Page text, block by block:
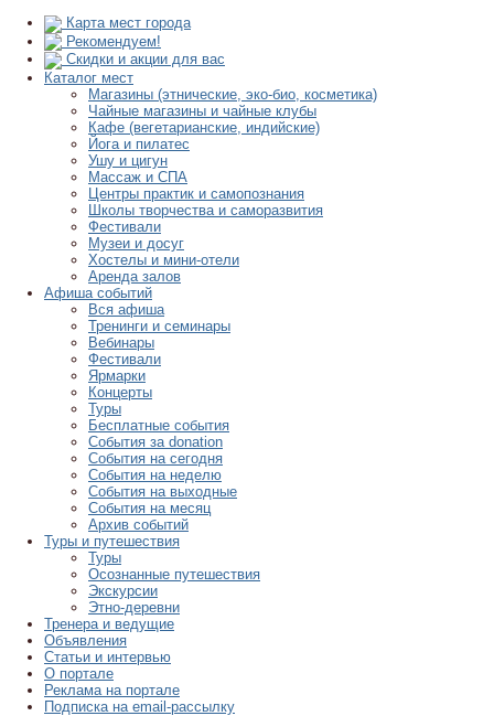
Карта мест города
Рекомендуем!
Скидки и акции для вас
Каталог мест
Магазины (этнические, эко-био, косметика)
Чайные магазины и чайные клубы
Кафе (вегетарианские, индийские)
Йога и пилатес
Ушу и цигун
Массаж и СПА
Центры практик и самопознания
Школы творчества и саморазвития
Фестивали
Музеи и досуг
Хостелы и мини-отели
Аренда залов
Афиша событий
Вся афиша
Тренинги и семинары
Вебинары
Фестивали
Ярмарки
Концерты
Туры
Бесплатные события
События за donation
События на сегодня
События на неделю
События на выходные
События на месяц
Архив событий
Туры и путешествия
Туры
Осознанные путешествия
Экскурсии
Этно-деревни
Тренера и ведущие
Объявления
Статьи и интервью
О портале
Реклама на портале
Подписка на email-рассылку